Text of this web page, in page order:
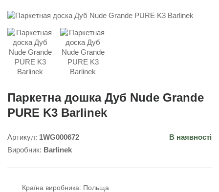
Паркетна дошка Дуб Nude Grande
PURE K3 Barlinek
Артикул: 1WG000672
В наявності
Виробник: Barlinek
Країна виробника: Польща